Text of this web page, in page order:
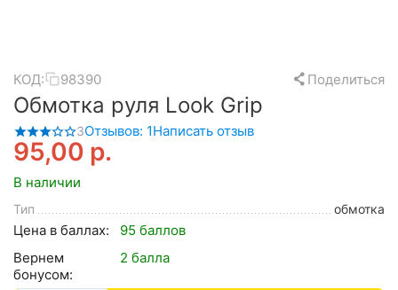
КОД: 98390 Поделиться
Обмотка руля Look Grip
3Отзывов: 1Написать отзыв
95,00 р.
В наличии
Тип обмотка
Цена в баллах:
95 баллов
Вернем
бонусом:
2 балла